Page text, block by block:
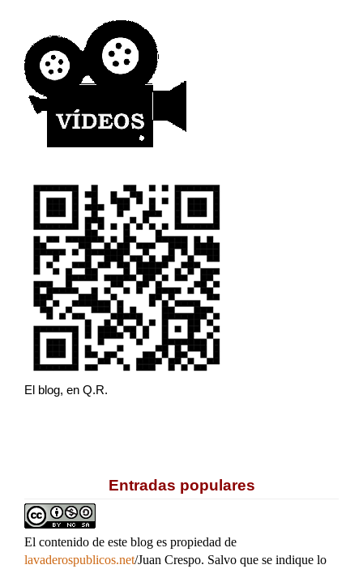
El blog, en Q.R.
Entradas populares
El contenido de este blog es propiedad de
lavaderospublicos.net/Juan Crespo. Salvo que se indique lo